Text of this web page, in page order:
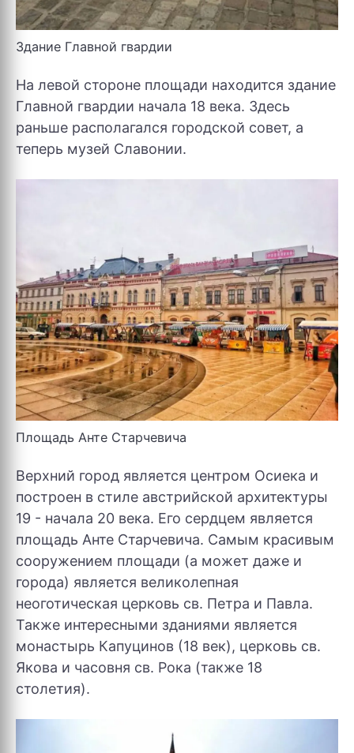
Здание Главной гвардии
На левой стороне площади находится здание
Главной гвардии начала 18 века. Здесь
раньше располагался городской совет, а
теперь музей Славонии.
Площадь Анте Старчевича
Верхний город является центром Осиека и
построен в стиле австрийской архитектуры
19 - начала 20 века. Его сердцем является
площадь Анте Старчевича. Самым красивым
сооружением площади (а может даже и
города) является великолепная
неоготическая церковь св. Петра и Павла.
Также интересными зданиями является
монастырь Капуцинов (18 век), церковь св.
Якова и часовня св. Рока (также 18
столетия).